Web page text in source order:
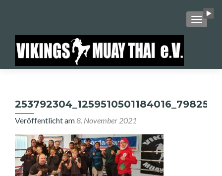
Veröffentlicht am8. November 2021